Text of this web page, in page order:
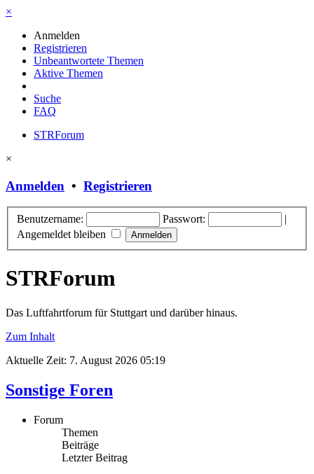
×
Anmelden
Registrieren
Unbeantwortete Themen
Aktive Themen
Suche
FAQ
STRForum
×
Anmelden • Registrieren
Benutzername: Passwort:
|
Angemeldet bleiben
STRForum
Das Luftfahrtforum für Stuttgart und darüber hinaus.
Zum Inhalt
Aktuelle Zeit: 7. August 2026 05:19
Sonstige Foren
Forum
Themen
Beiträge
Letzter Beitrag